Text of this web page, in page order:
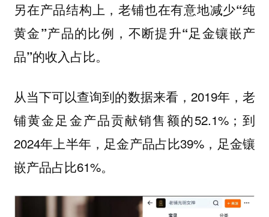
另在产品结构上，老铺也在有意地减少“纯
黄金”产品的比例，不断提升“足金镶嵌产
品”的收入占比。
从当下可以查询到的数据来看，2019年，老
铺黄金足金产品贡献销售额的52.1%；到
2024年上半年，足金产品占比39%，足金镶
嵌产品占比61%。